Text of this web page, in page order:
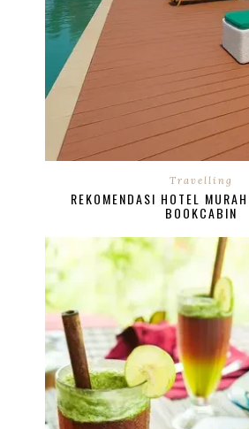
Travelling
REKOMENDASI HOTEL
BOOKCABIN